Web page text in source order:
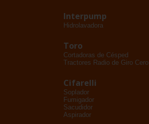
Interpump
Hidrolavadora
Toro
Cortadoras de Césped
Tractores Radio de Giro Cero
Cifarelli
Soplador
Fumigador
Sacudidor
Aspirador